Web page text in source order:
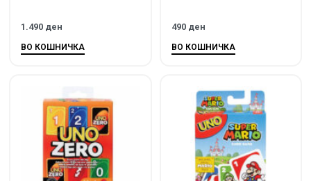
1.490 ден
ВО КОШНИЧКА
490 ден
ВО КОШНИЧКА